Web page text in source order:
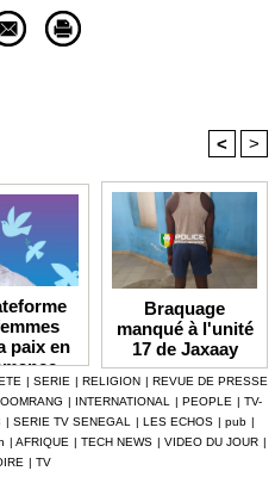
< >
paix en
du Prix
2026
Braquage
manqué à l'unité
17 de Jaxaay
| SERIE | RELIGION | REVUE DE PRESSE
| INTERNATIONAL | PEOPLE | TV-
| SERIE TV SENEGAL | LES ECHOS | pub |
| AFRIQUE | TECH NEWS | VIDEO DU JOUR |
| TV